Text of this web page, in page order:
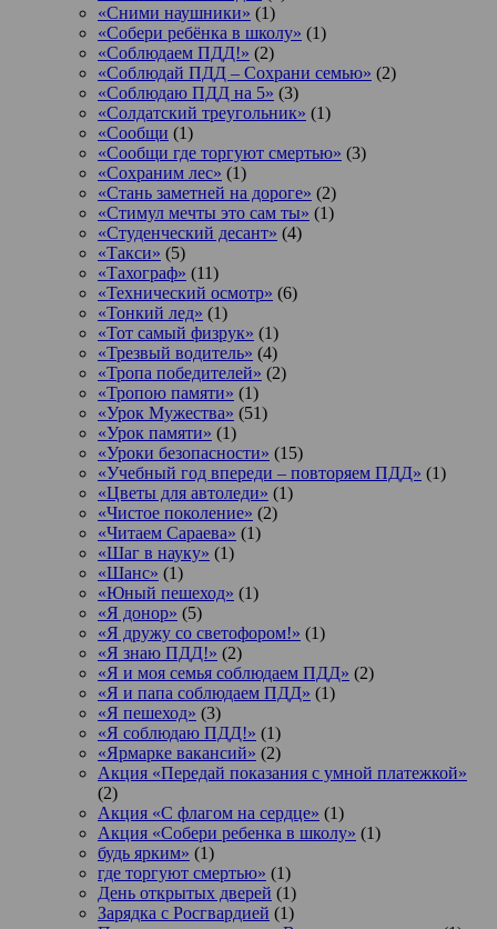
«Сними наушники» (1)
«Собери ребёнка в школу» (1)
«Соблюдаем ПДД!» (2)
«Соблюдай ПДД – Сохрани семью» (2)
«Соблюдаю ПДД на 5» (3)
«Солдатский треугольник» (1)
«Сообщи (1)
«Сообщи где торгуют смертью» (3)
«Сохраним лес» (1)
«Стань заметней на дороге» (2)
«Стимул мечты это сам ты» (1)
«Студенческий десант» (4)
«Такси» (5)
«Тахограф» (11)
«Технический осмотр» (6)
«Тонкий лед» (1)
«Тот самый физрук» (1)
«Трезвый водитель» (4)
«Тропа победителей» (2)
«Тропою памяти» (1)
«Урок Мужества» (51)
«Урок памяти» (1)
«Уроки безопасности» (15)
«Учебный год впереди – повторяем ПДД» (1)
«Цветы для автоледи» (1)
«Чистое поколение» (2)
«Читаем Сараева» (1)
«Шаг в науку» (1)
«Шанс» (1)
«Юный пешеход» (1)
«Я донор» (5)
«Я дружу со светофором!» (1)
«Я знаю ПДД!» (2)
«Я и моя семья соблюдаем ПДД» (2)
«Я и папа соблюдаем ПДД» (1)
«Я пешеход» (3)
«Я соблюдаю ПДД!» (1)
«Ярмарке вакансий» (2)
Акция «Передай показания с умной платежкой»
(2)
Акция «С флагом на сердце» (1)
Акция «Собери ребенка в школу» (1)
будь ярким» (1)
где торгуют смертью» (1)
День открытых дверей (1)
Зарядка с Росгвардией (1)